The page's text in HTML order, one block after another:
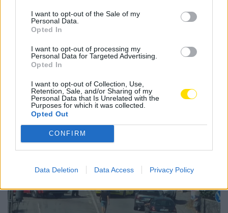
I want to opt-out of the Sale of my
Personal Data.
Opted In
I want to opt-out of processing my
Personal Data for Targeted Advertising.
Opted In
I want to opt-out of Collection, Use,
Retention, Sale, and/or Sharing of my
Personal Data that Is Unrelated with the
Purposes for which it was collected.
Opted Out
CONFIRM
Data Deletion Data Access Privacy Policy
europeu famalicão jogadores sub-21
Notícias Populares